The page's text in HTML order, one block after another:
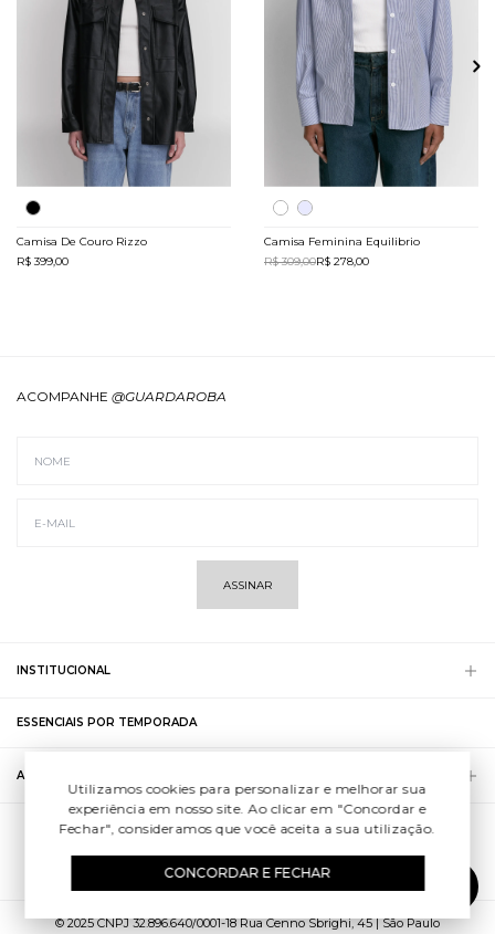
Camisa De Couro Rizzo
R$ 399,00
Camisa Feminina Equilibrio
R$ 309,00R$ 278,00
ACOMPANHE @GUARDAROBA
ASSINAR
INSTITUCIONAL
ESSENCIAIS POR TEMPORADA
ATENDIMENTO
© 2025 CNPJ 32.896.640/0001-18 Rua Cenno Sbrighi, 45 | São Paulo
Utilizamos cookies para personalizar e melhorar sua
experiência em nosso site. Ao clicar em "Concordar e
Fechar", consideramos que você aceita a sua utilização.
CONCORDAR E FECHAR